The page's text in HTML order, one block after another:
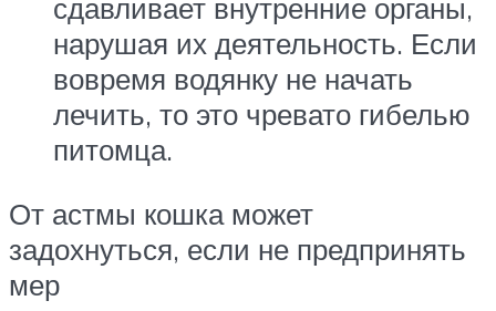
сдавливает внутренние органы,
нарушая их деятельность. Если
вовремя водянку не начать
лечить, то это чревато гибелью
питомца.
От астмы кошка может
задохнуться, если не предпринять
мер